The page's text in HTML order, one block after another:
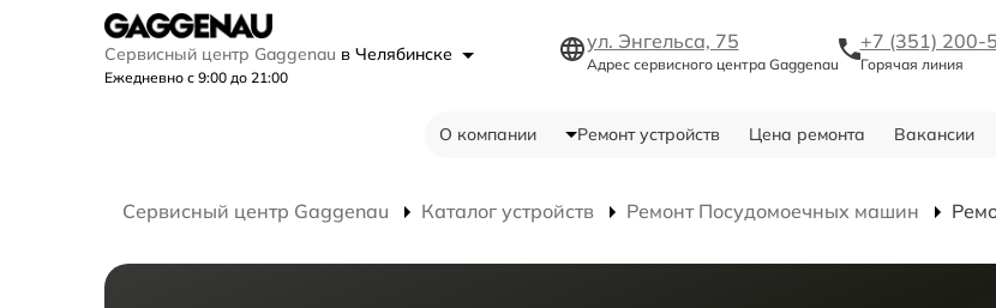
Сервисный центр Gaggenau в Челябинске
Ежедневно с 9:00 до 21:00
ул. Энгельса, 75
Адрес сервисного центра Gaggenau
+7 (351) 200-
Горячая линия
О компании Ремонт устройств Цена ремонта Вакансии
Сервисный центр Gaggenau Каталог устройств Ремонт Посудомоечных машин